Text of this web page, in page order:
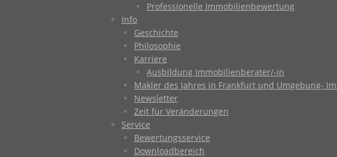
Professionelle Immobilienbewertung
Info
Geschichte
Philosophie
Karriere
Ausbildung Immobilienberater/-in
Makler des Jahres in Frankfurt und Umgebung-
Newsletter
Zeit für Veränderungen
Service
Bewertungsservice
Downloadbereich